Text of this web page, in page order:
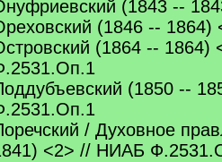
(1843 --
(1846 -- 1864)
(1864 --
(1850 --
/ Духовное
<2> // НИАБ